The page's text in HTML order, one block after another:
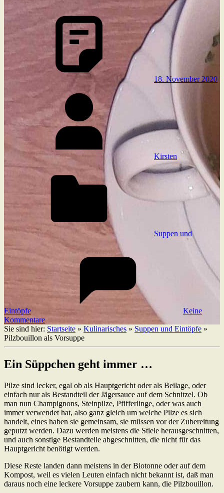
18. November 2020
Kirsten
Suppen und
Eintöpfe
Keine
Kommentare
Sie sind hier: Startseite » Kulinarisches » Suppen und Eintöpfe »
Pilzbouillon als Vorsuppe
Ein Süppchen geht immer …
Pilze sind lecker, egal ob als Hauptgericht oder als Beilage, oder
einfach nur als Bestandteil der Jägersauce auf dem Schnitzel. Ob
man nun Champignons, Steinpilze, Pfifferlinge, oder was auch
immer verwendet hat, also ganz gleich um welche Pilze es sich
handelt, eines haben sie gemeinsam, sie müssen vor der Zubereitung
geputzt werden. Dazu werden meistens die Stiele herausgeschnitten,
und auch sonstige Bestandteile abgeschnitten, die nicht für das
Hauptgericht benötigt werden.
Diese Reste landen dann meistens in der Biotonne oder auf dem
Kompost, weil es vielen Leuten einfach nicht bekannt ist, daß man
daraus noch eine leckere Vorsuppe zaubern kann, die Pilzbouillon.